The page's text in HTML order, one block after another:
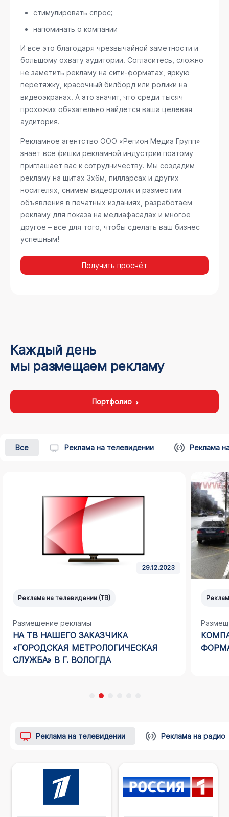
стимулировать спрос;
напоминать о компании
И все это благодаря чрезвычайной заметности и
большому охвату аудитории. Согласитесь, сложно
не заметить рекламу на сити-форматах, яркую
перетяжку, красочный билборд или ролики на
видеоэкранах. А это значит, что среди тысяч
прохожих обязательно найдется ваша целевая
аудитория.
Рекламное агентство ООО «Регион Медиа Групп»
знает все фишки рекламной индустрии поэтому
приглашает вас к сотрудничеству. Мы создадим
рекламу на щитах 3х6м, пилларсах и других
носителях, снимем видеоролик и разместим
объявления в печатных изданиях, разработаем
рекламу для показа на медиафасадах и многое
другое – все для того, чтобы сделать ваш бизнес
успешным!
Получить просчёт
Каждый день
мы размещаем рекламу
Портфолио
Все Реклама на телевидении Реклама
29.12.2023
Реклама на телевидении (ТВ)
Размещение рекламы
НА ТВ НАШЕГО ЗАКАЗЧИКА
«ГОРОДСКАЯ МЕТРОЛОГИЧЕСКАЯ
СЛУЖБА» В Г. ВОЛОГДА
Реклама на телевидении Реклама на радио